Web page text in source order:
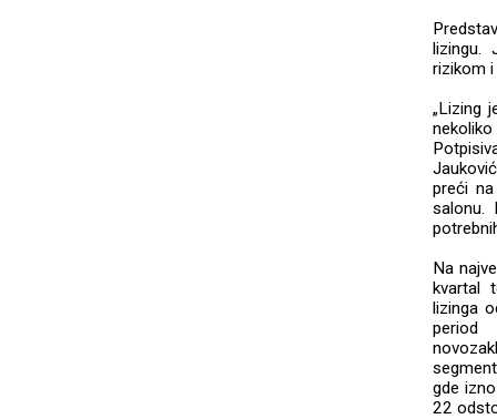
lizingu.
rizikom
„Lizing
preći
salonu.
Na
kvartal
lizinga
period
gde
22